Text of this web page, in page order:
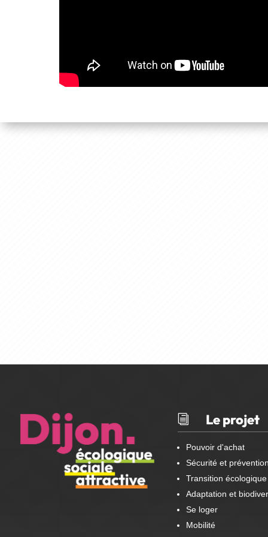
i Le projet
Pouvoir d'achat
Sécurité et
Transition écologique
Adaptation et
Se loger
Mobilité